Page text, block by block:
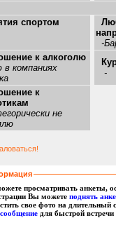
спортом
-
к алкоголю
в компаниях
-
к
не
просматривать анкеты,
Вы можетеподнять
свое фото на длительный
сообщение для быстрой